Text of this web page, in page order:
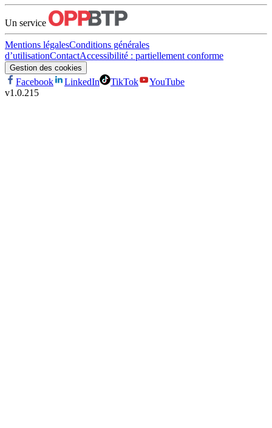
Un service
Mentions légalesConditions générales
d’utilisationContactAccessibilité : partiellement conforme
Gestion des cookies
Facebook LinkedIn TikTok
YouTube
v1.0.215